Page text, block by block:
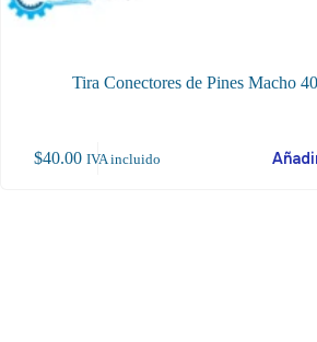
Tira Conectores de Pines Macho
$40.00 IVA incluido